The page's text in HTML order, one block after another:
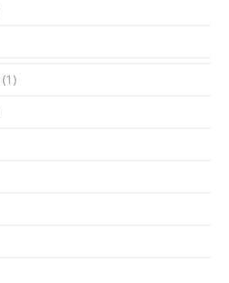
(1)